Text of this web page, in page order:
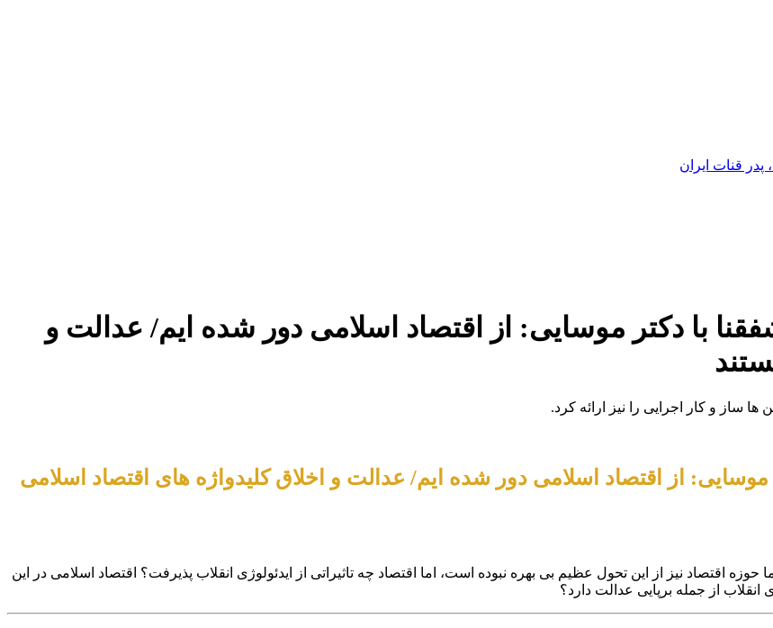
قنات ایران
با دکتر موسایی: از اقتصاد اسلامی دور شده ایم/ عدالت و
ساز و کار اجرایی را نیز ارائه کرد.
از اقتصاد اسلامی دور شده ایم/ عدالت و اخلاق کلیدواژه های اقتصاد اسلامی
اقتصاد نیز از این تحول عظیم بی بهره نبوده است، اما اقتصاد چه تاثیراتی از ایدئولوژی انقلاب پذیرفت؟ اقتصاد اسلامی در این
از جمله برپایی عدالت دارد؟